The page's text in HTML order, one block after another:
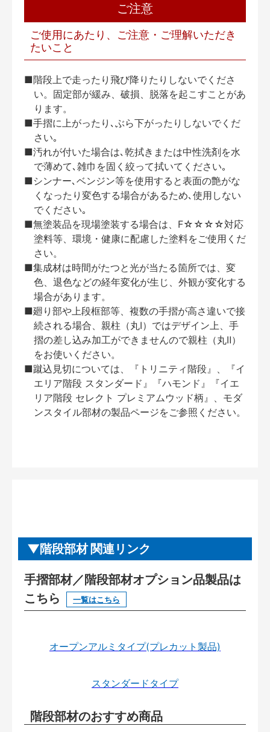
ご注意
ご使用にあたり、ご注意・ご理解いただき
たいこと
■階段上で走ったり飛び降りたりしないでくださ
い。固定部が緩み、破損、脱落を起こすことがあ
ります。
■手摺に上がったり､ぶら下がったりしないでくだ
さい｡
■汚れが付いた場合は､乾拭きまたは中性洗剤を水
で薄めて､雑巾を固く絞って拭いてください｡
■シンナー､ベンジン等を使用すると表面の艶がな
くなったり変色する場合があるため､使用しない
でください｡
■無塗装品を現場塗装する場合は、F☆☆☆☆対応
塗料等、環境・健康に配慮した塗料をご使用くだ
さい。
■集成材は時間がたつと光が当たる箇所では、変
色、退色などの経年変化が生じ、外観が変化する
場合があります。
■廻り部や上段框部等、複数の手摺が高さ違いで接
続される場合、親柱（丸Ⅰ）ではデザイン上、手
摺の差し込み加工ができませんので親柱（丸Ⅱ）
をお使いください。
■蹴込見切については、『トリニティ階段』、『イ
エリア階段 スタンダード』『ハモンド』『イエ
リア階段 セレクト プレミアムウッド柄』、モダ
ンスタイル部材の製品ページをご参照ください。
階段部材 関連リンク
手摺部材／階段部材オプション品製品は
こちら
一覧はこちら
オープンアルミタイプ(プレカット製品)
スタンダードタイプ
階段部材のおすすめ商品